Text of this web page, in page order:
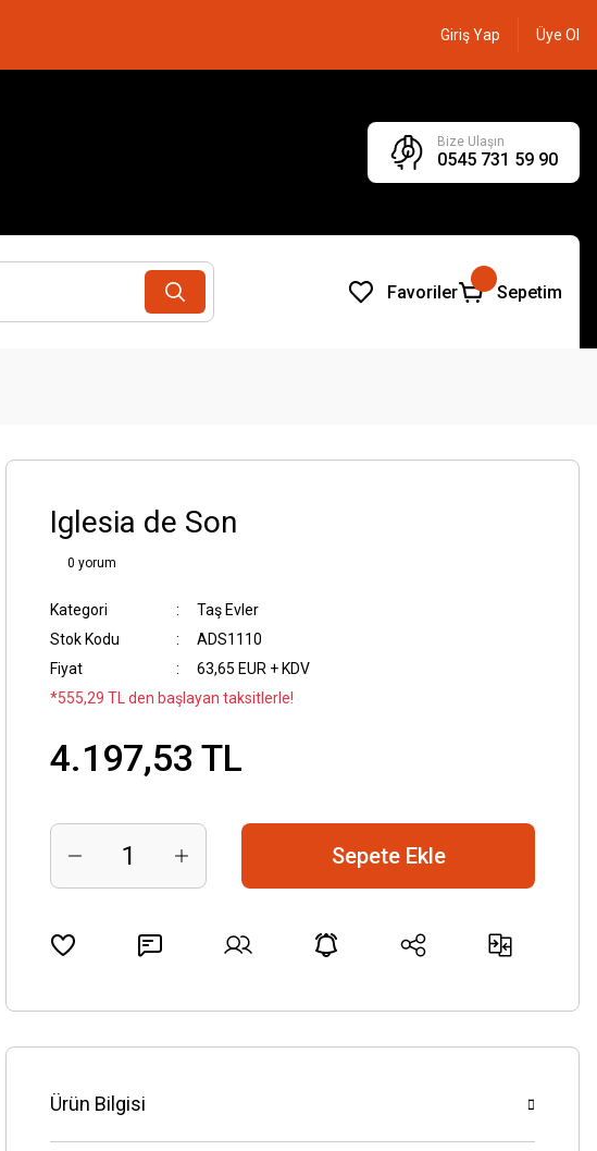
Giriş Yap Üye Ol
Bize Ulaşın
0545 731 59 90
Favoriler Sepetim
Iglesia de Son
0 yorum
Kategori
Taş Evler
Stok Kodu
ADS1110
Fiyat
63,65 EUR + KDV
*555,29 TL den başlayan taksitlerle!
4.197,53 TL
Sepete Ekle
Ürün Bilgisi